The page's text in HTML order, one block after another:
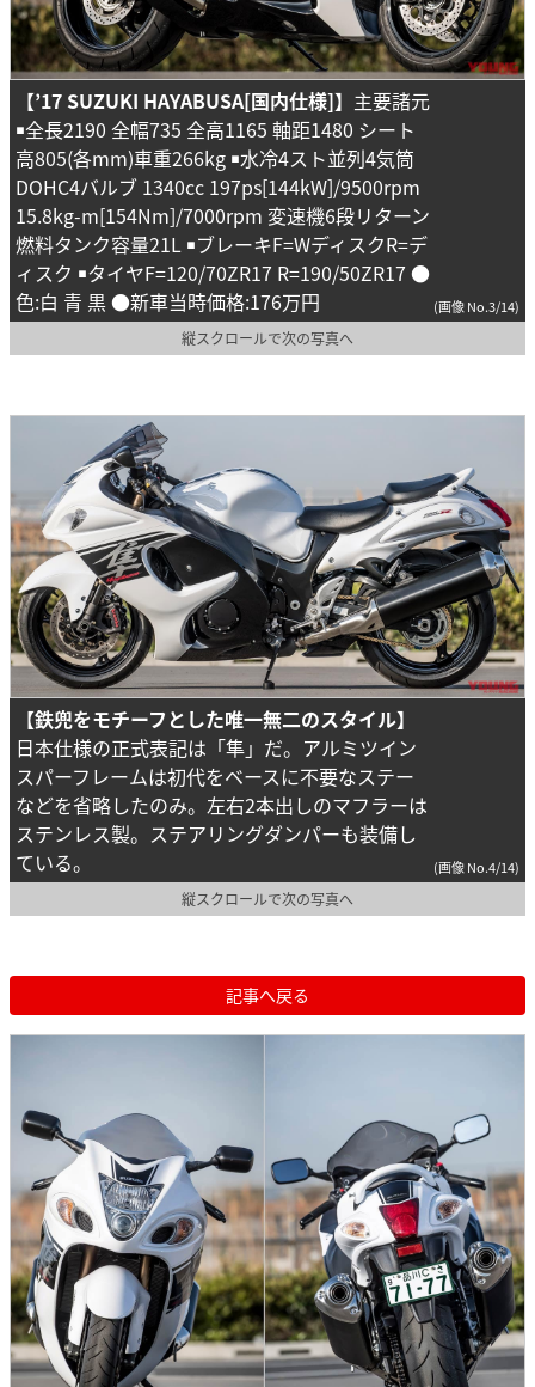
【’17 SUZUKI HAYABUSA[国内仕様]】 主要諸元
￭全長2190 全幅735 全高1165 軸距1480 シート
高805(各mm)車重266kg ￭水冷4スト並列4気筒
DOHC4バルブ 1340cc 197ps[144kW]/9500rpm
15.8kg-m[154Nm]/7000rpm 変速機6段リターン
燃料タンク容量21L ￭ブレーキF=WディスクR=デ
ィスク ￭タイヤF=120/70ZR17 R=190/50ZR17 ●
色:白 青 黒 ●新車当時価格:176万円
(画像 No.3/14)
縦スクロールで次の写真へ
【鉄兜をモチーフとした唯一無二のスタイル】
日本仕様の正式表記は「隼」だ。アルミツイン
スパーフレームは初代をベースに不要なステー
などを省略したのみ。左右2本出しのマフラーは
ステンレス製。ステアリングダンパーも装備し
ている。
(画像 No.4/14)
縦スクロールで次の写真へ
記事へ戻る